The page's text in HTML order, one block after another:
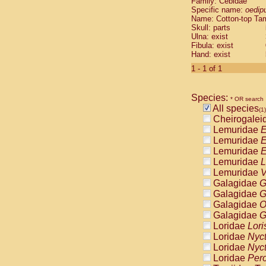
Cebidae
Cebidae
Cebidae
Cebidae
Cebidae
Cebidae
Cebidae
Cebidae
Cebidae
Cebidae
Cebidae
Cebidae
Atelidae
Atelidae
Atelidae
Atelidae
Atelidae
Atelidae
Atelidae
Atelidae
Atelidae
Atelidae
Pitheciidae
Specific name:
Name: Cotton-top
Skull: parts
Ulna: exist
Fibula: exist
Hand: exist
1 - 1 of 1
Species: * OR search
All species(1)
Lemuridae
Lemuridae
Lemuridae
Lemuridae
Lemuridae
Galagidae
Galagidae
Galagidae
Galagidae
Loridae
Loridae
Loridae
Loridae